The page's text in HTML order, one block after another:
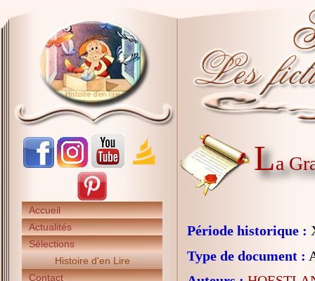
Accueil
Actualités
Sélections
Histoire d'en Lire
Contact
La
Période historique :
Type de document :